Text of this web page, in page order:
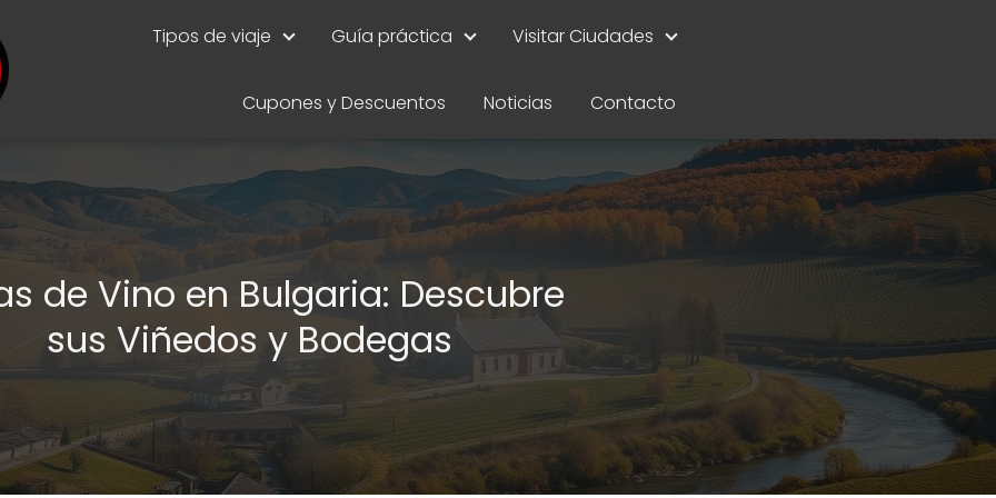
Tipos de viaje Guía práctica Visitar Ciudades
Cupones y Descuentos Noticias Contacto
de Vino en Bulgaria: Descubre
sus Viñedos y Bodegas